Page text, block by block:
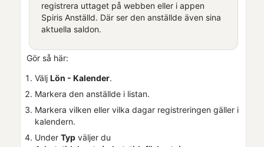
registrera uttaget på webben eller i appen
Spiris Anställd. Där ser den anställde även sina
aktuella saldon.
Gör så här:
Välj Lön - Kalender.
Markera den anställde i listan.
Markera vilken eller vilka dagar registreringen gäller i
kalendern.
Under Typ väljer du